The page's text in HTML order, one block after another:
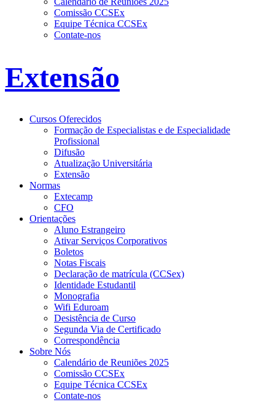
Comissão CCSEx
Equipe Técnica CCSEx
Contate-nos
Extensão
Cursos Oferecidos
Formação de Especialistas e de Especialidade
Profissional
Difusão
Atualização Universitária
Extensão
Normas
Extecamp
CFO
Orientações
Aluno Estrangeiro
Ativar Serviços Corporativos
Boletos
Notas Fiscais
Declaração de matrícula (CCSex)
Identidade Estudantil
Monografia
Wifi Eduroam
Desistência de Curso
Segunda Via de Certificado
Correspondência
Sobre Nós
Calendário de Reuniões 2025
Comissão CCSEx
Equipe Técnica CCSEx
Contate-nos